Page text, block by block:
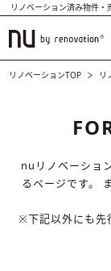
リノベーション済み物件・
リノベーションTOP リ
nuリノベーショ
るページです。
※下記以外にも先